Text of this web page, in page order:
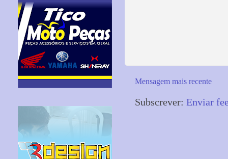
Mensagem mais recente
Subscrever: Enviar